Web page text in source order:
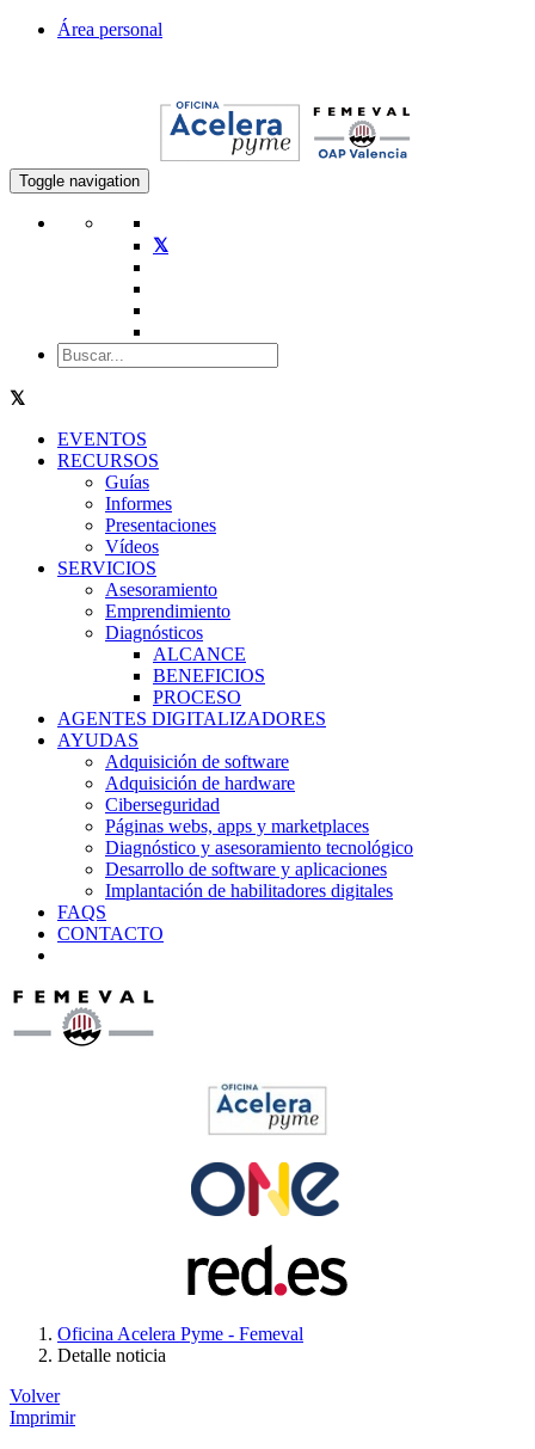
Área personal
Toggle navigation
EVENTOS
RECURSOS
Guías
Informes
Presentaciones
Vídeos
SERVICIOS
Asesoramiento
Emprendimiento
Diagnósticos
ALCANCE
BENEFICIOS
PROCESO
AGENTES DIGITALIZADORES
AYUDAS
Adquisición de software
Adquisición de hardware
Ciberseguridad
Páginas webs, apps y marketplaces
Diagnóstico y asesoramiento tecnológico
Desarrollo de software y aplicaciones
Implantación de habilitadores digitales
FAQS
CONTACTO
Oficina Acelera Pyme - Femeval
Detalle noticia
Volver
Imprimir